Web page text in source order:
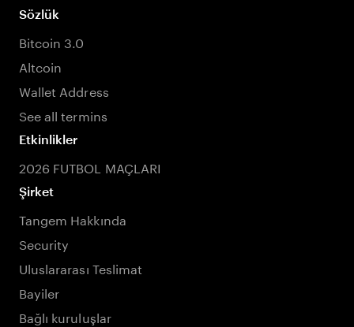
Sözlük
Bitcoin 3.0
Altcoin
Wallet Address
See all termins
Etkinlikler
2026 FUTBOL MAÇLARI
Şirket
Tangem Hakkında
Security
Uluslararası Teslimat
Bayiler
Bağlı kuruluşlar